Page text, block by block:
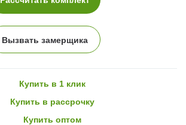
Вызвать замерщика
Купить в 1 клик
Купить в рассрочку
Купить оптом